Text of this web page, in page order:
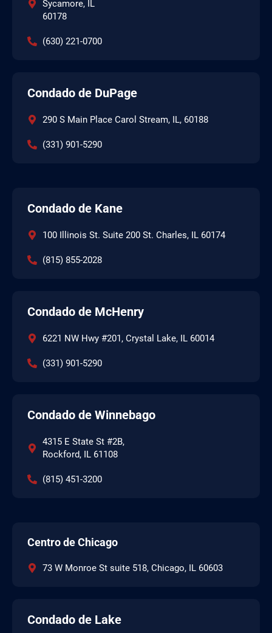
Sycamore, IL
60178
(630) 221-0700
Condado de DuPage
290 S Main Place Carol Stream, IL, 60188
(331) 901-5290
Condado de Kane
100 Illinois St. Suite 200 St. Charles, IL 60174
(815) 855-2028
Condado de McHenry
6221 NW Hwy #201, Crystal Lake, IL 60014
(331) 901-5290
Condado de Winnebago
4315 E State St #2B,
Rockford, IL 61108
(815) 451-3200
Centro de Chicago
73 W Monroe St suite 518, Chicago, IL 60603
Condado de Lake